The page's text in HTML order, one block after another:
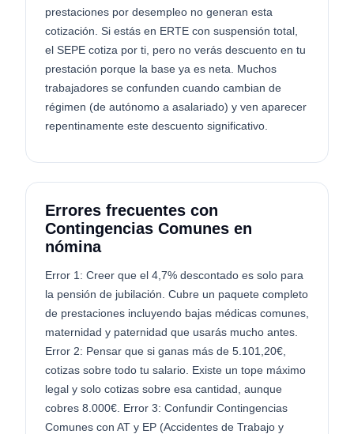
prestaciones por desempleo no generan esta
cotización. Si estás en ERTE con suspensión total,
el SEPE cotiza por ti, pero no verás descuento en tu
prestación porque la base ya es neta. Muchos
trabajadores se confunden cuando cambian de
régimen (de autónomo a asalariado) y ven aparecer
repentinamente este descuento significativo.
Errores frecuentes con
Contingencias Comunes en
nómina
Error 1: Creer que el 4,7% descontado es solo para
la pensión de jubilación. Cubre un paquete completo
de prestaciones incluyendo bajas médicas comunes,
maternidad y paternidad que usarás mucho antes.
Error 2: Pensar que si ganas más de 5.101,20€,
cotizas sobre todo tu salario. Existe un tope máximo
legal y solo cotizas sobre esa cantidad, aunque
cobres 8.000€. Error 3: Confundir Contingencias
Comunes con AT y EP (Accidentes de Trabajo y